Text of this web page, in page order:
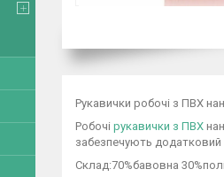
Рукавички робочі з ПВХ
Робочі рукавички з ПВХ
забезпечують додатковий
Склад:70%бавовна